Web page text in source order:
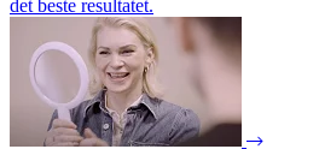
det beste resultatet.